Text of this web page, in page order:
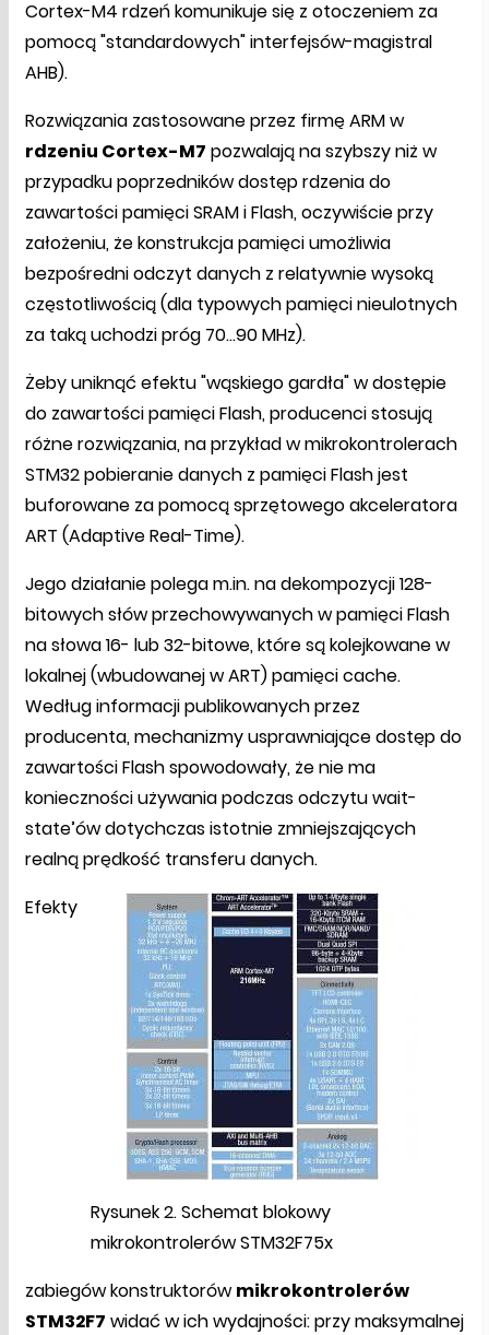
Cortex-M4 rdzeń komunikuje się z otoczeniem za
pomocą "standardowych" interfejsów-magistral
AHB).
Rozwiązania zastosowane przez firmę ARM w
rdzeniu Cortex-M7 pozwalają na szybszy niż w
przypadku poprzedników dostęp rdzenia do
zawartości pamięci SRAM i Flash, oczywiście przy
założeniu, że konstrukcja pamięci umożliwia
bezpośredni odczyt danych z relatywnie wysoką
częstotliwością (dla typowych pamięci nieulotnych
za taką uchodzi próg 70...90 MHz).
Żeby uniknąć efektu "wąskiego gardła" w dostępie
do zawartości pamięci Flash, producenci stosują
różne rozwiązania, na przykład w mikrokontrolerach
STM32 pobieranie danych z pamięci Flash jest
buforowane za pomocą sprzętowego akceleratora
ART (Adaptive Real-Time).
Jego działanie polega m.in. na dekompozycji 128-
bitowych słów przechowywanych w pamięci Flash
na słowa 16- lub 32-bitowe, które są kolejkowane w
lokalnej (wbudowanej w ART) pamięci cache.
Według informacji publikowanych przez
producenta, mechanizmy usprawniające dostęp do
zawartości Flash spowodowały, że nie ma
konieczności używania podczas odczytu wait-
state’ów dotychczas istotnie zmniejszających
realną prędkość transferu danych.
Rysunek 2. Schemat blokowy
mikrokontrolerów STM32F75x
Efekty
zabiegów konstruktorówmikrokontrolerów
STM32F7 widać w ich wydajności: przy maksymalnej